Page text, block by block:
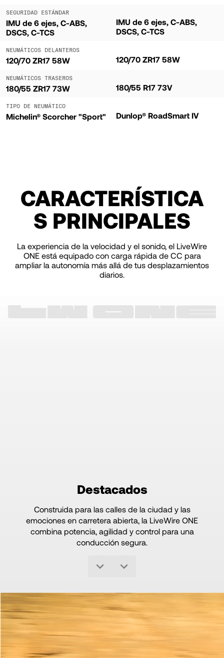
SEGURIDAD ESTÁNDAR
IMU de 6 ejes, C-ABS,
DSCS, C-TCS
IMU de 6 ejes, C-ABS,
DSCS, C-TCS
NEUMÁTICOS DELANTEROS
120/70 ZR17 58W 120/70 ZR17 58W
NEUMÁTICOS TRASEROS
180/55 ZR17 73W 180/55 R17 73V
TIPO DE NEUMÁTICO
Michelin® Scorcher "Sport" Dunlop® RoadSmart IV
CARACTERÍSTICA
S PRINCIPALES
La experiencia de la velocidad y el sonido, el LiveWire
ONE está equipado con carga rápida de CC para
ampliar la autonomía más allá de tus desplazamientos
diarios.
Destacados
Construida para las calles de la ciudad y las
emociones en carretera abierta, la LiveWire ONE
combina potencia, agilidad y control para una
conducción segura.